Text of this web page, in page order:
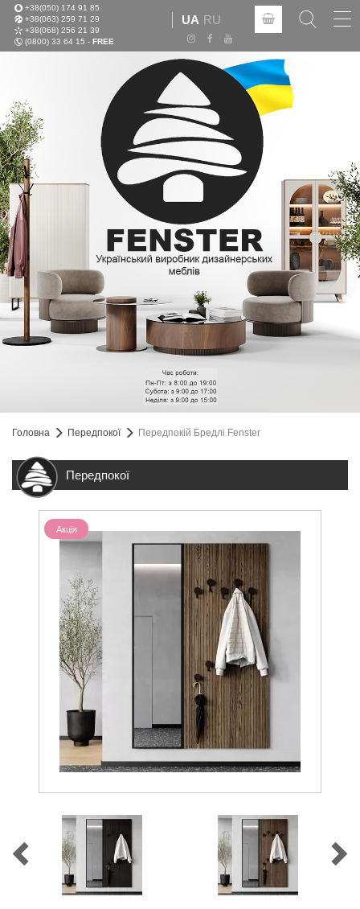
+38(050) 174 91 85
+38(063) 259 71 29
+38(068) 256 21 39
(0800) 33 64 15 - FREE
UA RU
Головна Передпокої Передпокій Бредлі Fenster
Передпокої
Акція